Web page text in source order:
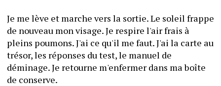
Je me lève et marche vers la sortie. Le soleil frappe
de nouveau mon visage. Je respire l'air frais à
pleins poumons. J'ai ce qu'il me faut. J'ai la carte au
trésor, les réponses du test, le manuel de
déminage. Je retourne m'enfermer dans ma boîte
de conserve.